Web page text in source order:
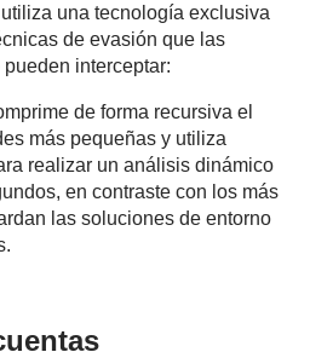
una tecnología exclusiva
de evasión que las
interceptar:
de forma recursiva el
más pequeñas y utiliza
realizar un análisis dinámico
en contraste con los más
las soluciones de entorno